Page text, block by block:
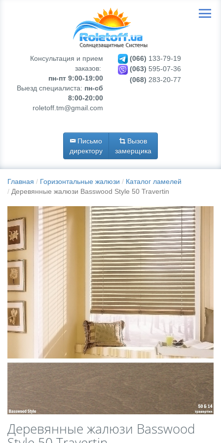
Консультация и прием
заказов:
пн-пт 9:00-19:00
Выезд специалиста: пн-сб
8:00-20:00
roletoff.tm@gmail.com
(066) 133-79-19
(063) 595-07-36
(068) 283-20-77
Письмо
директору
Вызов
замерщика
Главная Горизонтальные жалюзи
Каталог ламелей
Деревянные жалюзи Basswood Style 50 Travertin
Деревянные жалюзи Basswood